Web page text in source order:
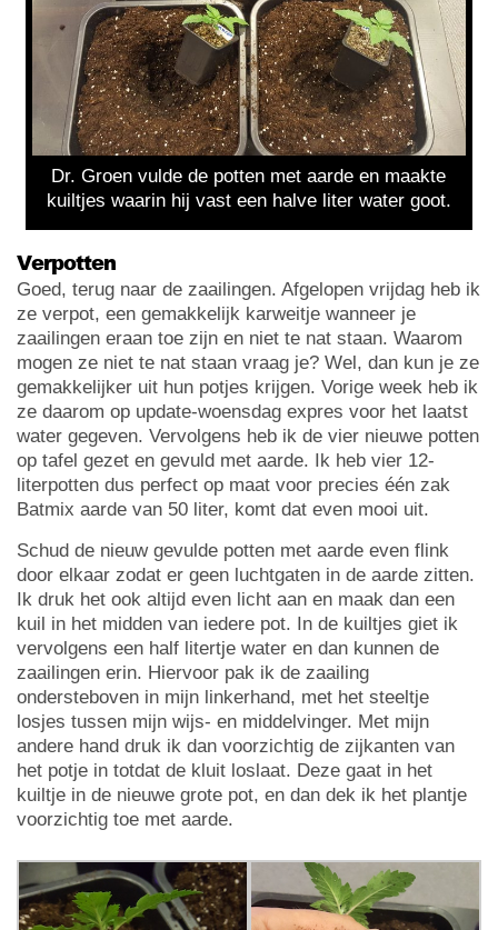
Dr. Groen vulde de potten met aarde en maakte
kuiltjes waarin hij vast een halve liter water goot.
Verpotten
Goed, terug naar de zaailingen. Afgelopen vrijdag heb ik
ze verpot, een gemakkelijk karweitje wanneer je
zaailingen eraan toe zijn en niet te nat staan. Waarom
mogen ze niet te nat staan vraag je? Wel, dan kun je ze
gemakkelijker uit hun potjes krijgen. Vorige week heb ik
ze daarom op update-woensdag expres voor het laatst
water gegeven. Vervolgens heb ik de vier nieuwe potten
op tafel gezet en gevuld met aarde. Ik heb vier 12-
literpotten dus perfect op maat voor precies één zak
Batmix aarde van 50 liter, komt dat even mooi uit.
Schud de nieuw gevulde potten met aarde even flink
door elkaar zodat er geen luchtgaten in de aarde zitten.
Ik druk het ook altijd even licht aan en maak dan een
kuil in het midden van iedere pot. In de kuiltjes giet ik
vervolgens een half litertje water en dan kunnen de
zaailingen erin. Hiervoor pak ik de zaailing
ondersteboven in mijn linkerhand, met het steeltje
losjes tussen mijn wijs- en middelvinger. Met mijn
andere hand druk ik dan voorzichtig de zijkanten van
het potje in totdat de kluit loslaat. Deze gaat in het
kuiltje in de nieuwe grote pot, en dan dek ik het plantje
voorzichtig toe met aarde.